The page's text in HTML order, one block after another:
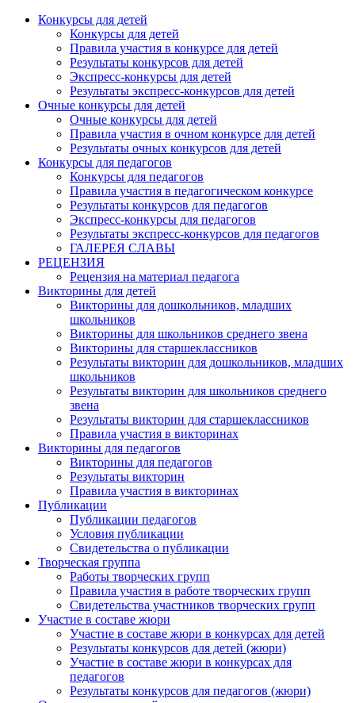
Конкурсы для детей
Конкурсы для детей
Правила участия в конкурсе для детей
Результаты конкурсов для детей
Экспресс-конкурсы для детей
Результаты экспресс-конкурсов для детей
Очные конкурсы для детей
Очные конкурсы для детей
Правила участия в очном конкурсе для детей
Результаты очных конкурсов для детей
Конкурсы для педагогов
Конкурсы для педагогов
Правила участия в педагогическом конкурсе
Результаты конкурсов для педагогов
Экспресс-конкурсы для педагогов
Результаты экспресс-конкурсов для педагогов
ГАЛЕРЕЯ СЛАВЫ
РЕЦЕНЗИЯ
Рецензия на материал педагога
Викторины для детей
Викторины для дошкольников, младших
школьников
Викторины для школьников среднего звена
Викторины для старшеклассников
Результаты викторин для дошкольников, младших
школьников
Результаты викторин для школьников среднего
звена
Результаты викторин для старшеклассников
Правила участия в викторинах
Викторины для педагогов
Викторины для педагогов
Результаты викторин
Правила участия в викторинах
Публикации
Публикации педагогов
Условия публикации
Свидетельства о публикации
Творческая группа
Работы творческих групп
Правила участия в работе творческих групп
Свидетельства участников творческих групп
Участие в составе жюри
Участие в составе жюри в конкурсах для детей
Результаты конкурсов для детей (жюри)
Участие в составе жюри в конкурсах для
педагогов
Результаты конкурсов для педагогов (жюри)